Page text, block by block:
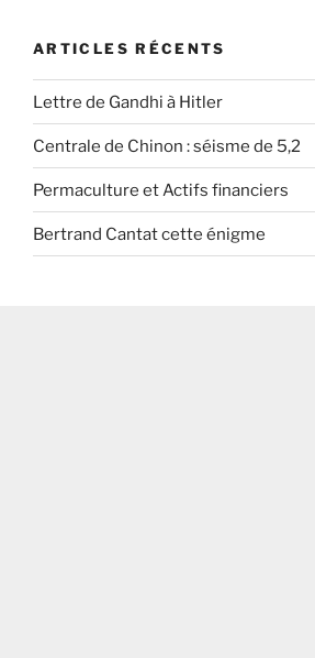
ARTICLES RÉCENTS
Lettre de Gandhi à Hitler
Centrale de Chinon : séisme de 5,2
Permaculture et Actifs financiers
Bertrand Cantat cette énigme